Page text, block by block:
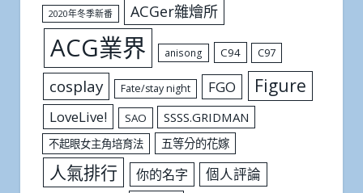
2020年冬季新番 ACGer雜燴所
ACG業界 anisong C94 C97
cosplay Fate/stay night FGO Figure
LoveLive! SAO SSSS.GRIDMAN
不起眼女主角培育法 五等分的花嫁
人氣排行 你的名字 個人評論